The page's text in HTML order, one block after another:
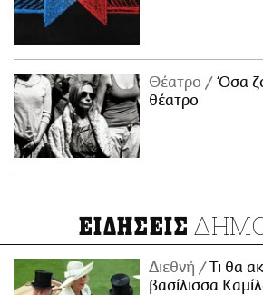
Θέατρο
Όσα
θέατρο
ΕΙΔΗΣΕΙΣ
Διεθνή
Τι θα
βασίλισσα